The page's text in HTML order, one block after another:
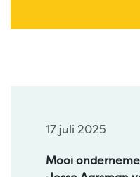
17 juli 2025
Mooi